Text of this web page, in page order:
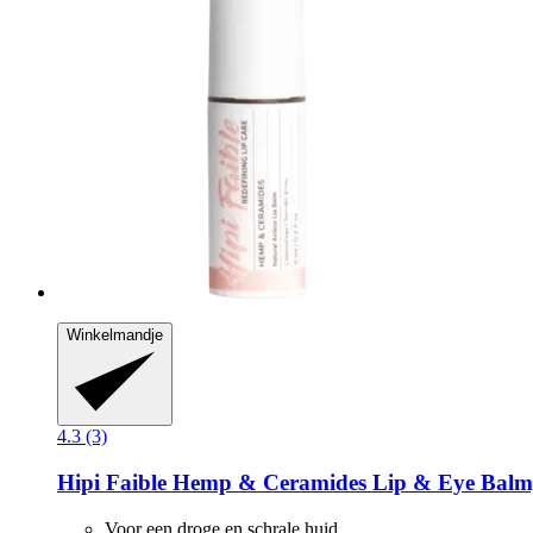
Winkelmandje
4.3 (3)
Hipi Faible Hemp & Ceramides Lip & Eye
Voor een droge en schrale huid